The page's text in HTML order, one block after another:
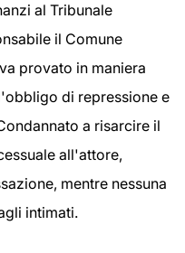
al Tribunale
il Comune
provato in maniera
di repressione e
a risarcire il
all'attore,
mentre nessuna
intimati.